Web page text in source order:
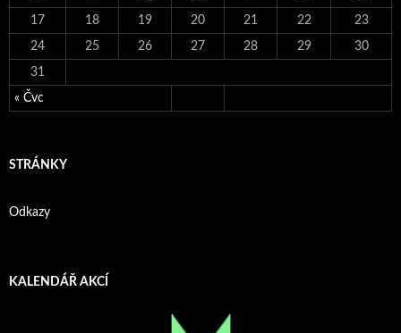
« Čvc
17 18 19 20 21 22 23
24 25 26 27 28 29 30
31
STRÁNKY
Odkazy
KALENDÁŘ AKCÍ